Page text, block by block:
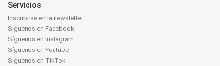
Servicios
Inscribirse en la newsletter
Síguenos en Facebook
Síguenos en Instagram
Síguenos en Youtube
Síguenos en TikTok